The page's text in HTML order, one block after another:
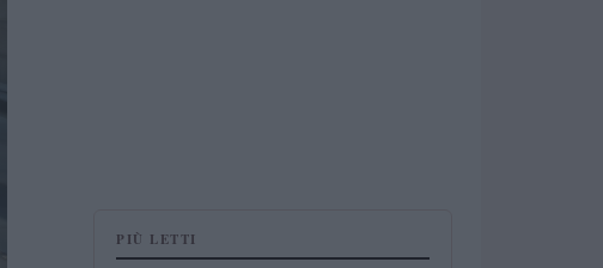
PIÙ LETTI